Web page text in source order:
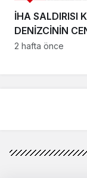
İHA SALDIRISI
DENİZCİNİN
TRABZON’DA
2 hafta önce